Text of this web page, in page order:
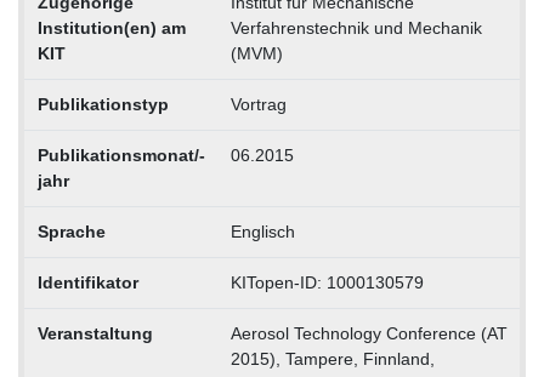
Institution(en) am
KIT
Verfahrenstechnik und Mechanik
(MVM)
Publikationstyp Vortrag
Publikationsmonat/-
jahr
06.2015
Sprache Englisch
Identifikator KITopen-ID: 1000130579
Veranstaltung
Aerosol Technology Conference (AT
2015), Tampere, Finnland,